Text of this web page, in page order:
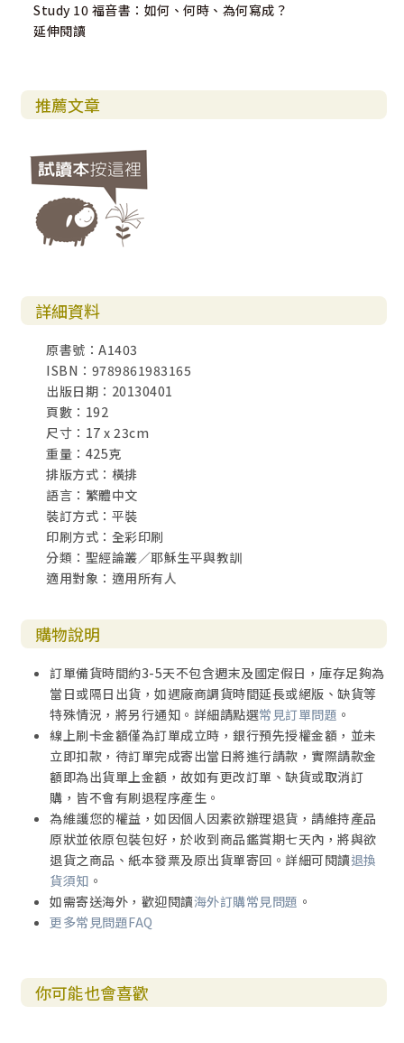
Study 10 福音書：如何、何時、為何寫成？
延伸閱讀
推薦文章
詳細資料
原書號：A1403
ISBN：9789861983165
出版日期：20130401
頁數：192
尺寸：17 x 23cm
重量：425克
排版方式：橫排
語言：繁體中文
裝訂方式：平裝
印刷方式：全彩印刷
分類：聖經論叢／耶穌生平與教訓
適用對象：適用所有人
購物說明
訂單備貨時間約3-5天不包含週末及國定假日，庫存足夠為
當日或隔日出貨，如遇廠商調貨時間延長或絕版、缺貨等
特殊情況，將另行通知。詳細請點選常見訂單問題 。
線上刷卡金額僅為訂單成立時，銀行預先授權金額，並未
立即扣款，待訂單完成寄出當日將進行請款，實際請款金
額即為出貨單上金額，故如有更改訂單、缺貨或取消訂
購，皆不會有刷退程序產生。
為維護您的權益，如因個人因素欲辦理退貨，請維持產品
原狀並依原包裝包好，於收到商品鑑賞期七天內，將與欲
退貨之商品、紙本發票及原出貨單寄回。詳細可閱讀退換
貨須知 。
如需寄送海外，歡迎閱讀海外訂購常見問題 。
更多常見問題FAQ
你可能也會喜歡